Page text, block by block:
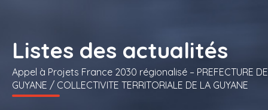
Listes des actualités
Appel à Projets France 2030 régionalisé – PREFECTURE DE
GUYANE / COLLECTIVITE TERRITORIALE DE LA GUYANE